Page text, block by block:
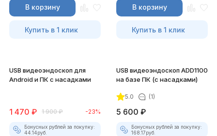
В корзину
Купить в 1 клик
В корзину
Купить в 1 клик
USB видеоэндоскоп для
Android и ПК с насадками
1 470 ₽ 1 900 ₽ -23%
Бонусных рублей за покупку:
44.14руб.
USB видеоэндоскоп ADD1100
на базе ПК (с насадками)
5.0 (1)
5 600 ₽
Бонусных рублей за покупку:
168.17руб.